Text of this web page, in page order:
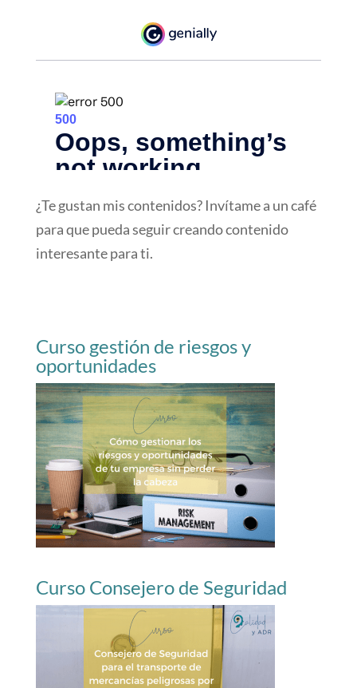
¿Te gustan mis contenidos? Invítame a un café
para que pueda seguir creando contenido
interesante para ti.
Curso gestión de riesgos y
oportunidades
Curso Consejero de Seguridad